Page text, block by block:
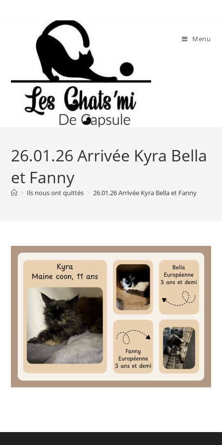
Menu
26.01.26 Arrivée Kyra Bella
et Fanny
> Ils nous ont quittés > 26.01.26 Arrivée Kyra Bella et Fanny